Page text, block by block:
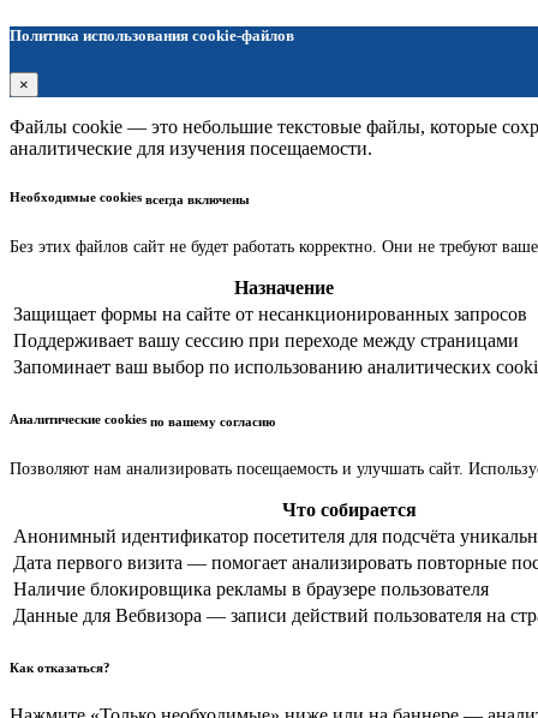
Политика использования cookie-файлов
×
Файлы cookie — это небольшие текстовые файлы, которые
аналитические для изучения посещаемости.
Необходимые cookies всегда включены
Без этих файлов сайт не будет работать корректно. Они не требуют
Назначение
Защищает формы на сайте от несанкционированных запросов
Поддерживает вашу сессию при переходе между страницами
Запоминает ваш выбор по использованию аналитических
Аналитические cookies по вашему согласию
Позволяют нам анализировать посещаемость и улучшать сайт.
Что собирается
Анонимный идентификатор посетителя для подсчёта
Дата первого визита — помогает анализировать повторные
Наличие блокировщика рекламы в браузере пользователя
Данные для Вебвизора — записи действий пользователя на
Как отказаться?